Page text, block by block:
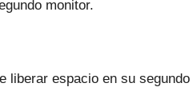
monitor.
liberar espacio en su